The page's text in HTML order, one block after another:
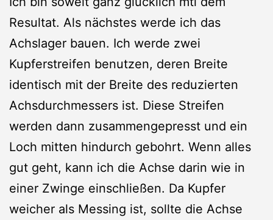
Resultat. Als nächstes werde ich das
Achslager bauen. Ich werde zwei
Kupferstreifen benutzen, deren Breite
identisch mit der Breite des reduzierten
Achsdurchmessers ist. Diese Streifen
werden dann zusammengepresst und ein
Loch mitten hindurch gebohrt. Wenn alles
gut geht, kann ich die Achse darin wie in
einer Zwinge einschließen. Da Kupfer
weicher als Messing ist, sollte die Achse